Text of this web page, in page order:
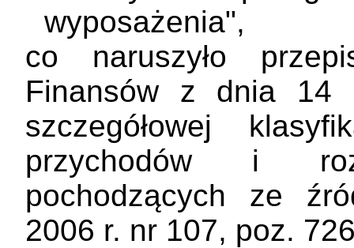
wyposażenia",
co naruszyło
Finansów z dnia 14
szczegółowej
przychodów i
pochodzących ze
2006 r. nr 107, poz.